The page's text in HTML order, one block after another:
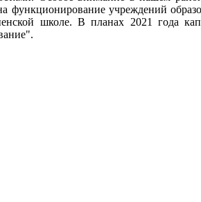
функционирование учреждений
школе. В планах 2021 года